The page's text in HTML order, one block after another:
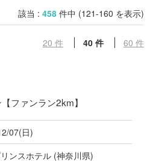
該当 : 458 件中 (121-160 を表示)
20 件 40 件 60 件
ファンラン2km】
07(日)
ンスホテル (神奈川県)